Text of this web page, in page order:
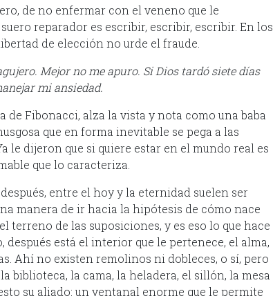
de no enfermar con el veneno que le
reparador es escribir, escribir, escribir. En los
de elección no urde el fraude.
Mejor no me apuro. Si Dios tardó siete días
mi ansiedad.
de Fibonacci, alza la vista y nota como una baba
que en forma inevitable se pega a las
le dijeron que si quiere estar en el mundo real es
que lo caracteriza.
entre el hoy y la eternidad suelen ser
manera de ir hacia la hipótesis de cómo nace
terreno de las suposiciones, y es eso lo que hace
está el interior que le pertenece, el alma,
Ahí no existen remolinos ni dobleces, o sí, pero
biblioteca, la cama, la heladera, el sillón, la mesa
su aliado: un ventanal enorme que le permite